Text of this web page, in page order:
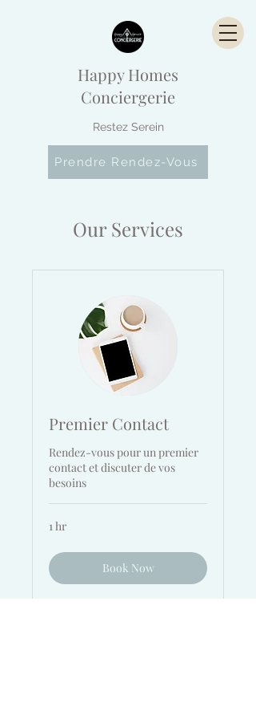
Happy Homes
Conciergerie
Restez Serein
Prendre Rendez-Vous
Our Services
Premier Contact
Rendez-vous pour un premier
contact et discuter de vos
besoins
1 hr
Book Now